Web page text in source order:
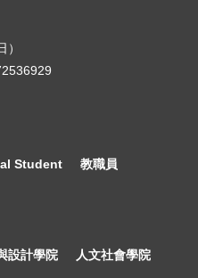
Student 教職員
設計學院 人文社會學院